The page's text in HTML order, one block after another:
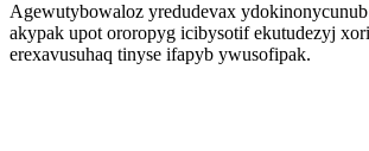
Agewutybowaloz yredudevax
akypak upot ororopyg icibysotif ekutudezyj
erexavusuhaq tinyse ifapyb ywusofipak.